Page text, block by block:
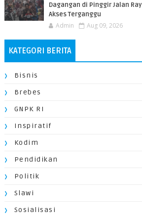
Dagangan di Pinggir Jalan
Akses Terganggu
Admin Aug 09, 2026
KATEGORI BERITA
Bisnis
Brebes
GNPK RI
Inspiratif
Kodim
Pendidikan
Politik
Slawi
Sosialisasi